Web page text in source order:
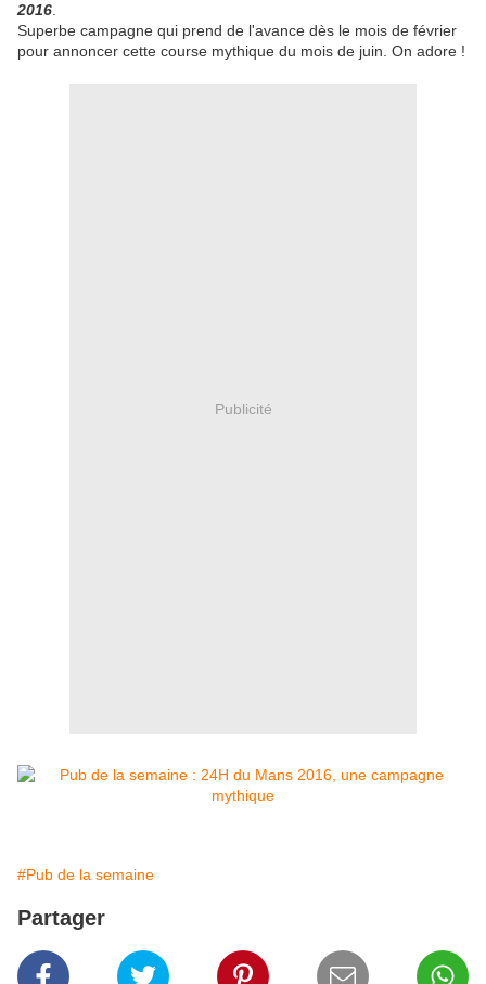
2016
Superbe campagne qui prend de l'avance dès le mois de février
pour annoncer cette course mythique du mois de juin. On adore !
Publicité
#Pub de la semaine
Partager